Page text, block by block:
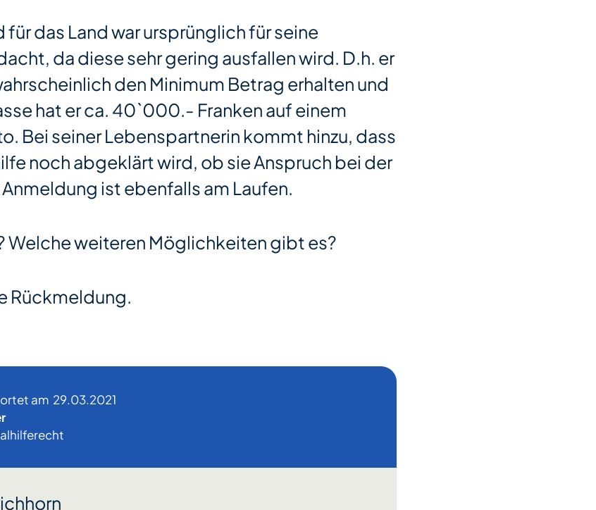
für das Land war ursprünglich für seine
da diese sehr gering ausfallen wird. D.h. er
den Minimum Betrag erhalten und
hat er ca. 40`000.- Franken auf einem
Bei seiner Lebenspartnerin kommt hinzu, dass
noch abgeklärt wird, ob sie Anspruch bei der
Anmeldung ist ebenfalls am Laufen.
Welche weiteren Möglichkeiten gibt es?
Rückmeldung.
am 29.03.2021